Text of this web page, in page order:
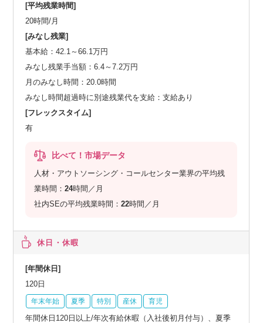
[平均残業時間]
20時間/月
[みなし残業]
基本給：42.1～66.1万円
みなし残業手当額：6.4～7.2万円
月のみなし時間：20.0時間
みなし時間超過時に別途残業代を支給：支給あり
[フレックスタイム]
有
比べて！市場データ
人材・アウトソーシング・コールセンター業界の平均残
業時間：24時間／月
社内SEの平均残業時間：22時間／月
休日・休暇
[年間休日]
120日
年末年始 夏季 特別 産休 育児
年間休日120日以上/年次有給休暇（入社後初月付与）、夏季